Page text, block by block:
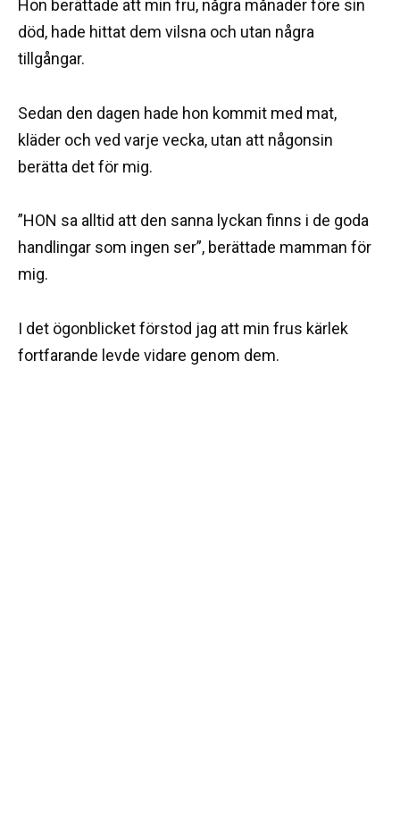
Hon berättade att min fru, några månader före sin
död, hade hittat dem vilsna och utan några
tillgångar.
Sedan den dagen hade hon kommit med mat,
kläder och ved varje vecka, utan att någonsin
berätta det för mig.
”HON sa alltid att den sanna lyckan finns i de goda
handlingar som ingen ser”, berättade mamman för
mig.
I det ögonblicket förstod jag att min frus kärlek
fortfarande levde vidare genom dem.